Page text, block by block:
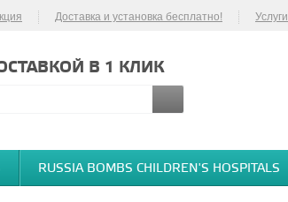
Доставка и установка бесплатно! Услуги
В 1 КЛИК
RUSSIA BOMBS CHILDREN'S HOSPITALS